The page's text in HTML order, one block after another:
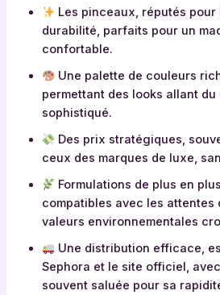
Les pinceaux, réputés
durabilité, parfaits pour un
confortable.
Une palette de couleurs
permettant des looks allant du
sophistiqué.
Des prix stratégiques,
ceux des marques de luxe,
Formulations de plus en
compatibles avec les attentes
valeurs environnementales
Une distribution efficace,
Sephora et le site officiel,
souvent saluée pour sa